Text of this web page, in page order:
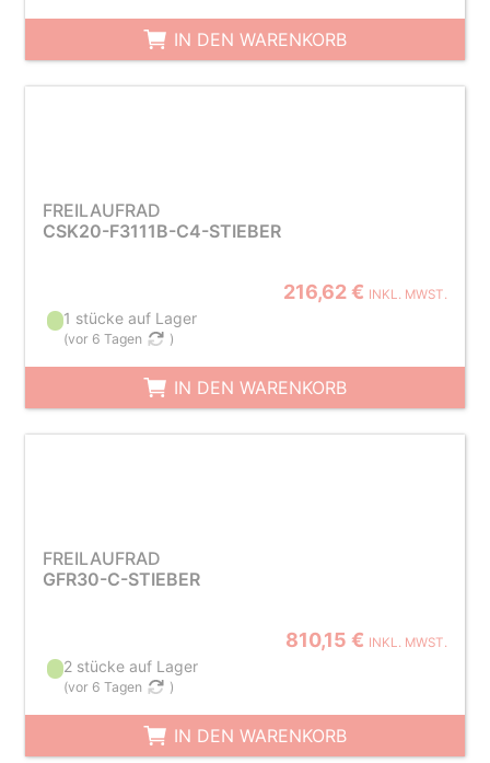
IN DEN WARENKORB
FREILAUFRAD
CSK20-F3111B-C4-STIEBER
216,62 € INKL. MWST.
1 stücke auf Lager
(vor 6 Tagen )
IN DEN WARENKORB
FREILAUFRAD
GFR30-C-STIEBER
810,15 € INKL. MWST.
2 stücke auf Lager
(vor 6 Tagen )
IN DEN WARENKORB